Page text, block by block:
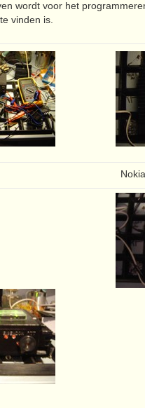
wordt voor het
vinden is.